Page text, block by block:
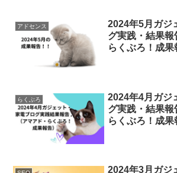
アドセンス
2024年5月ガジ
グ実践・結果報
らくぶろ！成果
らくぶろ
2024年4月ガジ
グ実践・結果報
らくぶろ！成果
2024年3月ガジ